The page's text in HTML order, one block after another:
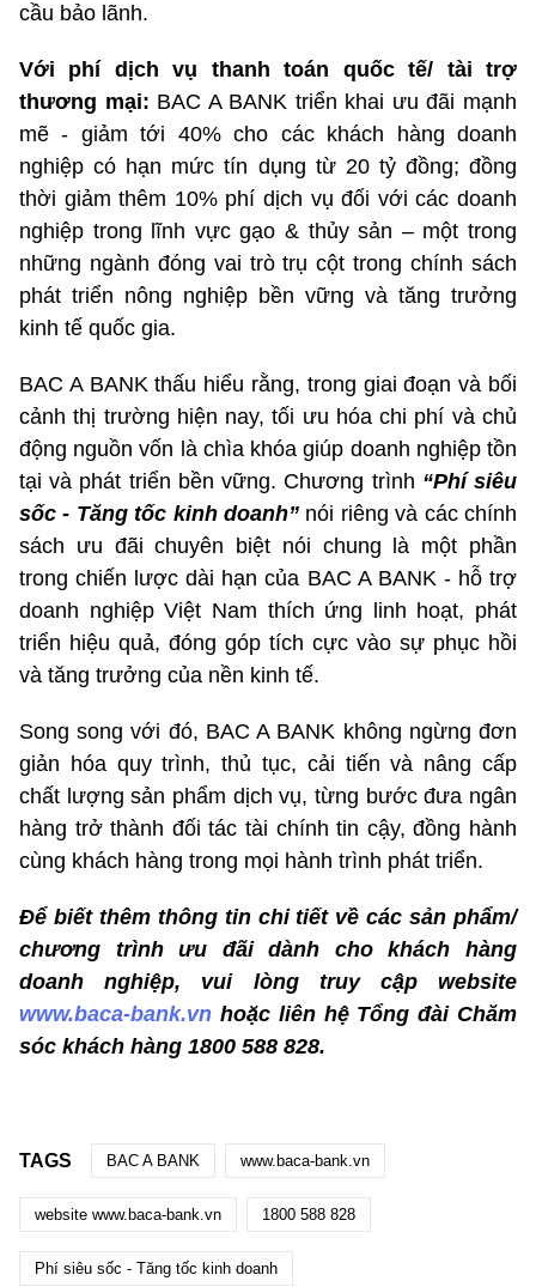
cầu bảo lãnh.
Với phí dịch vụ thanh toán quốc tế/ tài trợ
thương mại: BAC A BANK triển khai ưu đãi mạnh
mẽ - giảm tới 40% cho các khách hàng doanh
nghiệp có hạn mức tín dụng từ 20 tỷ đồng; đồng
thời giảm thêm 10% phí dịch vụ đối với các doanh
nghiệp trong lĩnh vực gạo & thủy sản – một trong
những ngành đóng vai trò trụ cột trong chính sách
phát triển nông nghiệp bền vững và tăng trưởng
kinh tế quốc gia.
BAC A BANK thấu hiểu rằng, trong giai đoạn và bối
cảnh thị trường hiện nay, tối ưu hóa chi phí và chủ
động nguồn vốn là chìa khóa giúp doanh nghiệp tồn
tại và phát triển bền vững. Chương trình “Phí siêu
sốc - Tăng tốc kinh doanh” nói riêng và các chính
sách ưu đãi chuyên biệt nói chung là một phần
trong chiến lược dài hạn của BAC A BANK - hỗ trợ
doanh nghiệp Việt Nam thích ứng linh hoạt, phát
triển hiệu quả, đóng góp tích cực vào sự phục hồi
và tăng trưởng của nền kinh tế.
Song song với đó, BAC A BANK không ngừng đơn
giản hóa quy trình, thủ tục, cải tiến và nâng cấp
chất lượng sản phẩm dịch vụ, từng bước đưa ngân
hàng trở thành đối tác tài chính tin cậy, đồng hành
cùng khách hàng trong mọi hành trình phát triển.
Để biết thêm thông tin chi tiết về các sản phẩm/
chương trình ưu đãi dành cho khách hàng
doanh nghiệp, vui lòng truy cập website
www.baca-bank.vn hoặc liên hệ Tổng đài Chăm
sóc khách hàng 1800 588 828.
TAGS BAC A BANK www.baca-bank.vn
website www.baca-bank.vn 1800 588 828
Phí siêu sốc - Tăng tốc kinh doanh